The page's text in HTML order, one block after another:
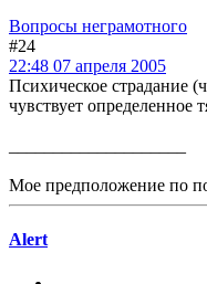
Вопросы неграмотного
#24
22:48 07 апреля 2005
Психическое страдание
чувствует определенное
Мое предположение по
Alert